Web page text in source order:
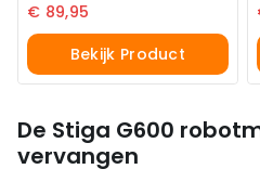
€ 89,95
Bekijk Product
De Stiga G600
vervangen